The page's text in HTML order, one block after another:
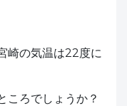
崎の気温は22度に
ころでしょうか？